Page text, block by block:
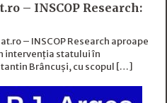
– INSCOP Research:
– INSCOP Research aproape
intervenția statului în
Brâncuși, cu scopul […]